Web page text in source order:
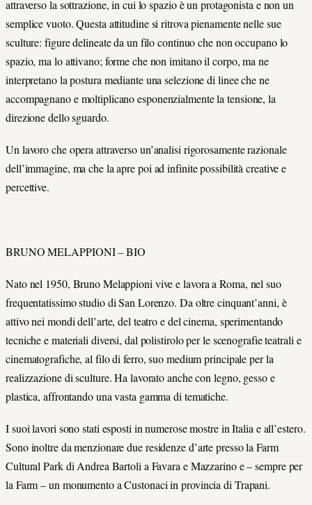
attraverso la sottrazione, in cui lo spazio è un protagonista e non un
semplice vuoto. Questa attitudine si ritrova pienamente nelle sue
sculture: figure delineate da un filo continuo che non occupano lo
spazio, ma lo attivano; forme che non imitano il corpo, ma ne
interpretano la postura mediante una selezione di linee che ne
accompagnano e moltiplicano esponenzialmente la tensione, la
direzione dello sguardo.
Un lavoro che opera attraverso un’analisi rigorosamente razionale
dell’immagine, ma che la apre poi ad infinite possibilità creative e
percettive.
BRUNO MELAPPIONI – BIO
Nato nel 1950, Bruno Melappioni vive e lavora a Roma, nel suo
frequentatissimo studio di San Lorenzo. Da oltre cinquant’anni, è
attivo nei mondi dell’arte, del teatro e del cinema, sperimentando
tecniche e materiali diversi, dal polistirolo per le scenografie teatrali e
cinematografiche, al filo di ferro, suo medium principale per la
realizzazione di sculture. Ha lavorato anche con legno, gesso e
plastica, affrontando una vasta gamma di tematiche.
I suoi lavori sono stati esposti in numerose mostre in Italia e all’estero.
Sono inoltre da menzionare due residenze d’arte presso la Farm
Cultural Park di Andrea Bartoli a Favara e Mazzarino e – sempre per
la Farm – un monumento a Custonaci in provincia di Trapani.